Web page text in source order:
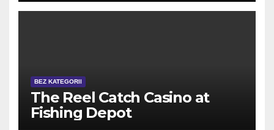
BEZ KATEGORII
The Reel Catch Casino at
Fishing Depot